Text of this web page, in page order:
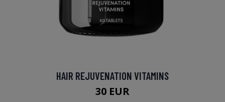
HAIR REJUVENATION VITAMINS
30 EUR